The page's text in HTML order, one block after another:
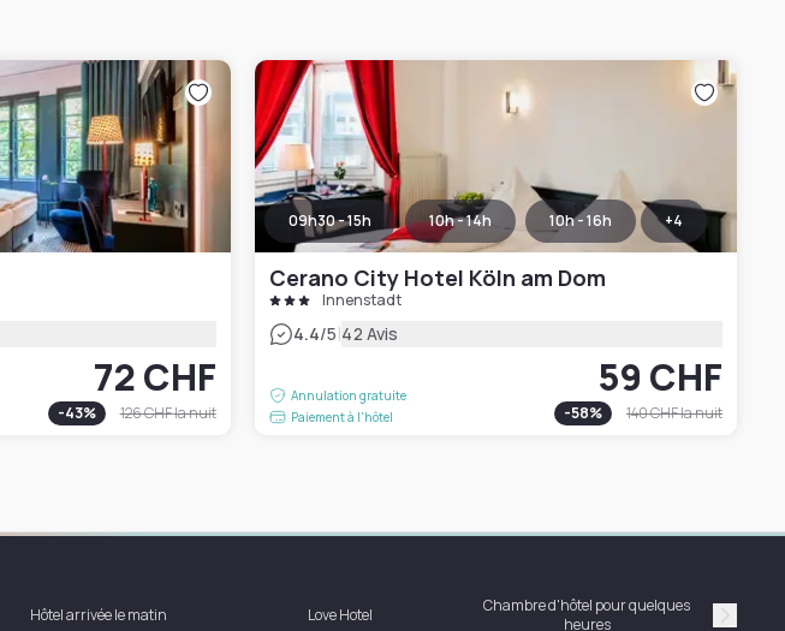
72 CHF
-43% 126 CHFla nuit
09h30 - 15h 10h - 14h 10h - 16h +4
Cerano City Hotel Köln am Dom
Innenstadt
4.4/5|42 Avis
Annulation gratuite
Paiement à l'hôtel
59 CHF
-58% 140 CHFla nuit
Hôtel arrivée le matin Love Hotel
Chambre d'hôtel pour quelques
heures